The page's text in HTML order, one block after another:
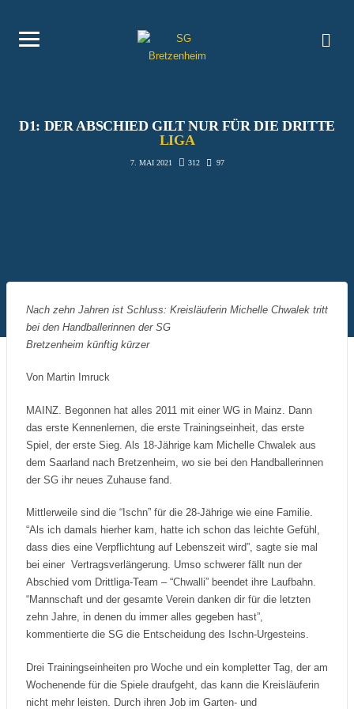
D1: DER ABSCHIED GILT NUR FÜR DIE DRITTE
LIGA
7. MAI 2021 312 97
Nach zehn Jahren ist Schluss: Kreisläuferin Michelle Chwalek tritt
bei den Handballerinnen der SG
Bretzenheim künftig kürzer
Von Martin Imruck
MAINZ. Begonnen hat alles 2011 mit einer WG in Mainz. Dann
das erste Kennenlernen, die erste Trainingseinheit, das erste
Spiel, der erste Sieg. Als 18-Jährige kam Michelle Chwalek aus
dem Saarland nach Bretzenheim, wo sie bei den Handballerinnen
der SG ihr neues Zuhause fand.
Mittlerweile sind die “Ischn” für die 28-Jährige wie eine Familie.
“Als ich damals hierher kam, hatte ich schon das leichte Gefühl,
dass dies eine Verpflichtung auf Lebenszeit wird”, sagte sie mal
bei einer Vertragsverlängerung. Umso schwerer fällt nun der
Abschied vom Drittliga-Team – “Chwalli” beendet ihre Laufbahn.
“Mannschaft und der gesamte Verein danken dir für die letzten
zehn Jahre, in denen du immer alles gegeben hast”,
kommentierte die SG die Entscheidung des Ischn-Urgesteins.
Drei Trainingseinheiten pro Woche und ein kompletter Tag, der am
Wochenende für die Spiele draufgeht, das kann die Kreisläuferin
nicht mehr leisten. Durch ihren Job im Garten- und